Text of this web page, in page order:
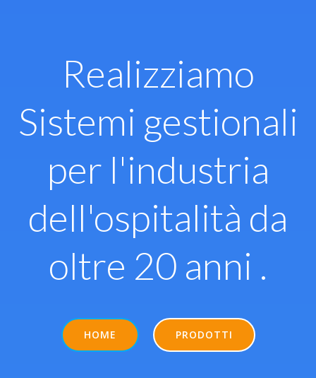
Realizziamo
Sistemi gestionali
per l'industria
dell'ospitalità da
oltre 20 anni .
HOME PRODOTTI